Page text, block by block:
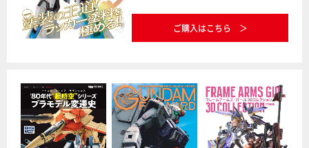
ご購入はこちら